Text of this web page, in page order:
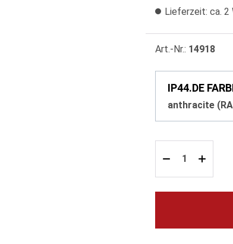
Lieferzeit: ca. 2
Art.-Nr.: 14918
IP44.DE
anthracite